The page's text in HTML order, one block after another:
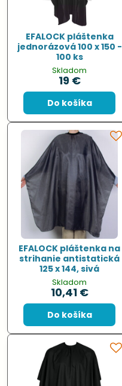
EFALOCK pláštenka
jednorázová 100 x 150 -
100 ks
Skladom
19 €
Do košíka
EFALOCK pláštenka na
strihanie antistatická
125 x 144, sivá
Skladom
10,41 €
Do košíka